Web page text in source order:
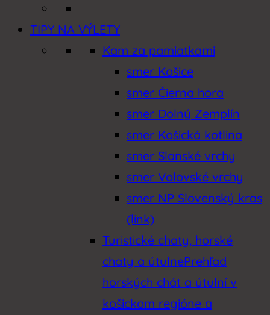
TIPY NA VÝLETY
Kam za pamiatkami
smer Košice
smer Čierna hora
smer Dolný Zemplín
smer Košická kotlina
smer Slanské vrchy
smer Volovské vrchy
smer NP Slovenský kras
(link)
Turistické chaty, horské
chaty a útulnePrehľad
horských chát a útulní v
košickom regióne a